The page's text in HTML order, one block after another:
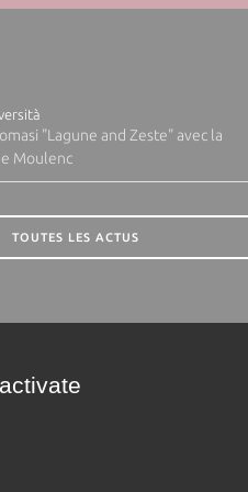
"Lagune and Zeste" avec la
Moulenc
TOUTES LES ACTUS